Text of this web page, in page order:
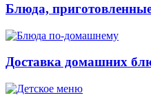
Блюда,
Доставка домашних